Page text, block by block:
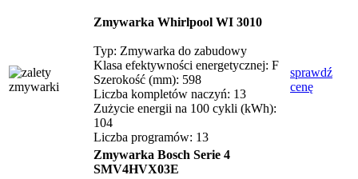
Zmywarka Whirlpool WI 3010
Typ: Zmywarka do zabudowy
Klasa efektywności energetycznej: F
Szerokość (mm): 598
Liczba kompletów naczyń: 13
Zużycie energii na 100 cykli (kWh):
104
Liczba programów: 13
sprawdź
cenę
Zmywarka Bosch Serie 4
SMV4HVX03E